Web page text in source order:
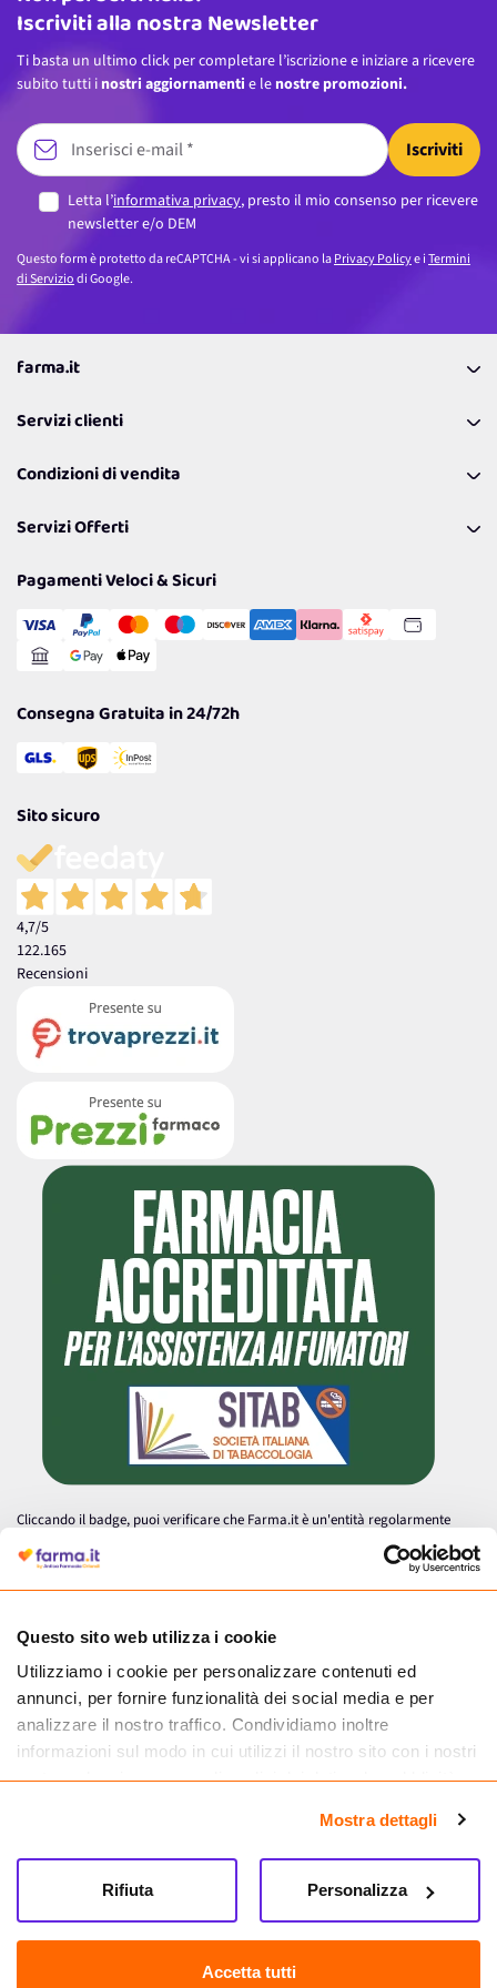
Questo sito web utilizza i cookie
Utilizziamo i cookie per personalizzare contenuti ed
annunci, per fornire funzionalità dei social media e per
analizzare il nostro traffico. Condividiamo inoltre
informazioni sul modo in cui utilizzi il nostro sito con i nostri
partner che si occupano di analisi dei dati web, pubblicità e
informazioni che hai fornito loro o che hanno raccolto dal
tuo utilizzo dei loro servizi.
Mostra dettagli
Accetta tutti
Personalizza
Rifiuta
Iscriviti alla nostra Newsletter
Ti basta un ultimo click per completare l’iscrizione e iniziare a ricevere
subito tutti i nostri aggiornamenti e le nostre promozioni.
Iscriviti
Letta l’informativa privacy, presto il mio consenso per ricevere
newsletter e/o DEM
Questo form è protetto da reCAPTCHA - vi si applicano laPrivacy Policye iTermini
di Serviziodi Google.
farma.it
Coupon
Lavora con noi
Politiche per la parità di genere
Servizi clienti
Richiamami
Resi
Condizioni di vendita
Spedizioni
Cookie Policy
Gestisci Cookie
Servizi Offerti
Reso Facile e Veloce
Pagamenti Veloci & Sicuri
Consegna Gratuita in 24/72h
Sito sicuro
4,7/5
122.165
Recensioni
Cliccando il badge, puoi verificare che Farma.it è un'entità regolarmente
autorizzata dal Ministero della Salute a effettuare la vendita online di
medicinali.
Farma.it S.a.s. P. IVA 07417261216 REA: NA-884088
CREDITS
Sede legale Via delle Repubbliche Marinare 128, 80147 Napoli